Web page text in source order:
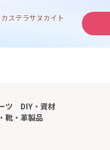
カステラサヌカイト
ツ
DIY・資材
靴・革製品